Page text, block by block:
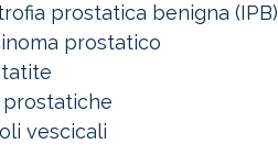
prostatica benigna (IPB)
prostatico
prostatiche
vescicali